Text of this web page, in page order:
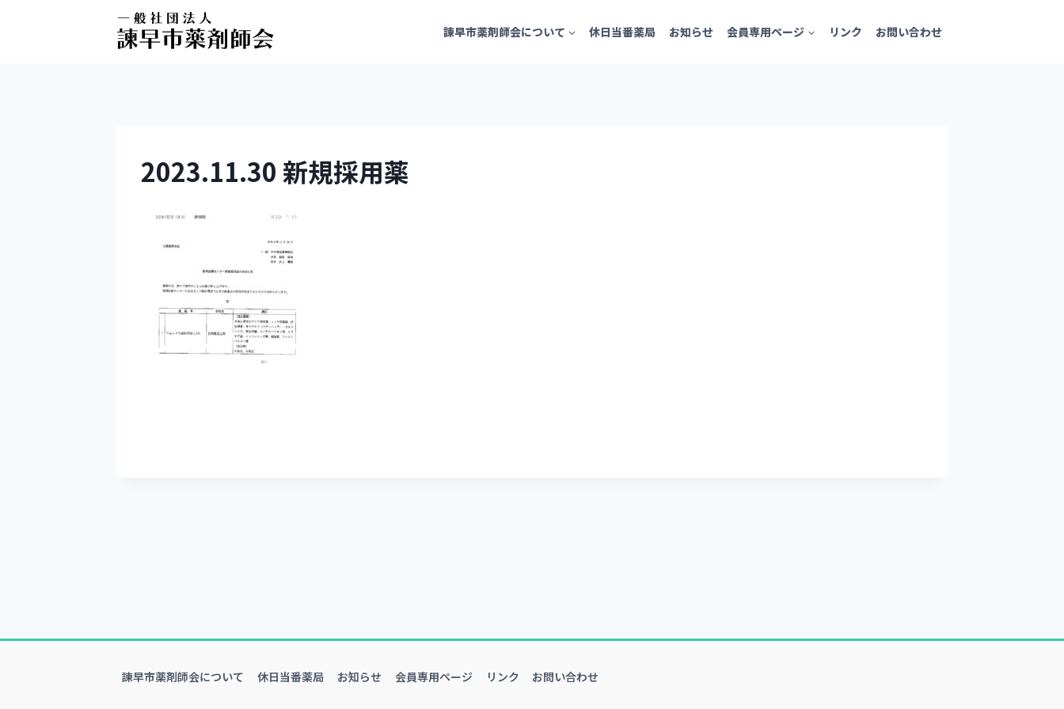
諫早市薬剤師会について 休日当番薬局 お知らせ 会員専用ページ リンク お問い合わせ
2023.11.30 新規採用薬
諫早市薬剤師会について 休日当番薬局 お知らせ 会員専用ページ リンク お問い合わせ